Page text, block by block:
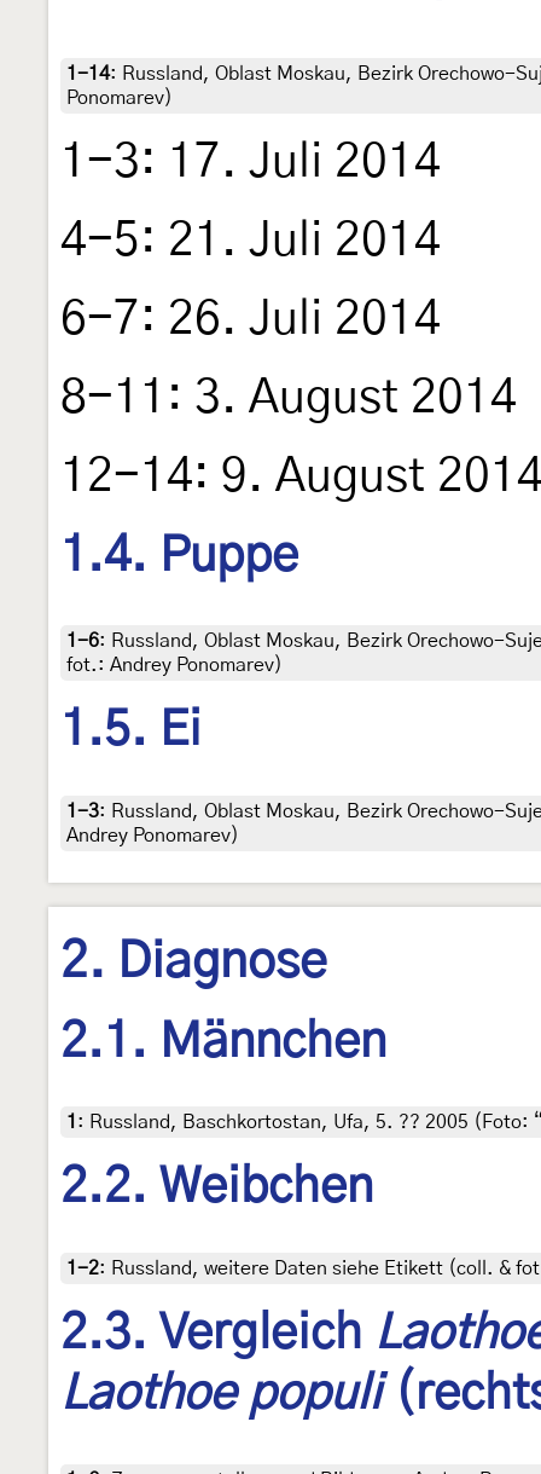
1-14: Russland, Oblast Moskau, Bezirk Orechowo-
Ponomarev)
1-3: 17. Juli 2014
4-5: 21. Juli 2014
6-7: 26. Juli 2014
8-11: 3. August 2014
12-14: 9. August
1.4. Puppe
1-6: Russland, Oblast Moskau, Bezirk Orechowo-
fot.: Andrey Ponomarev)
1.5. Ei
1-3: Russland, Oblast Moskau, Bezirk Orechowo-
Andrey Ponomarev)
2. Diagnose
2.1. Männchen
1 : Russland, Baschkortostan, Ufa, 5. ?? 2005 (Foto:
2.2. Weibchen
1-2: Russland, weitere Daten siehe Etikett (coll. &
2.3. Vergleich
Laothoe populi